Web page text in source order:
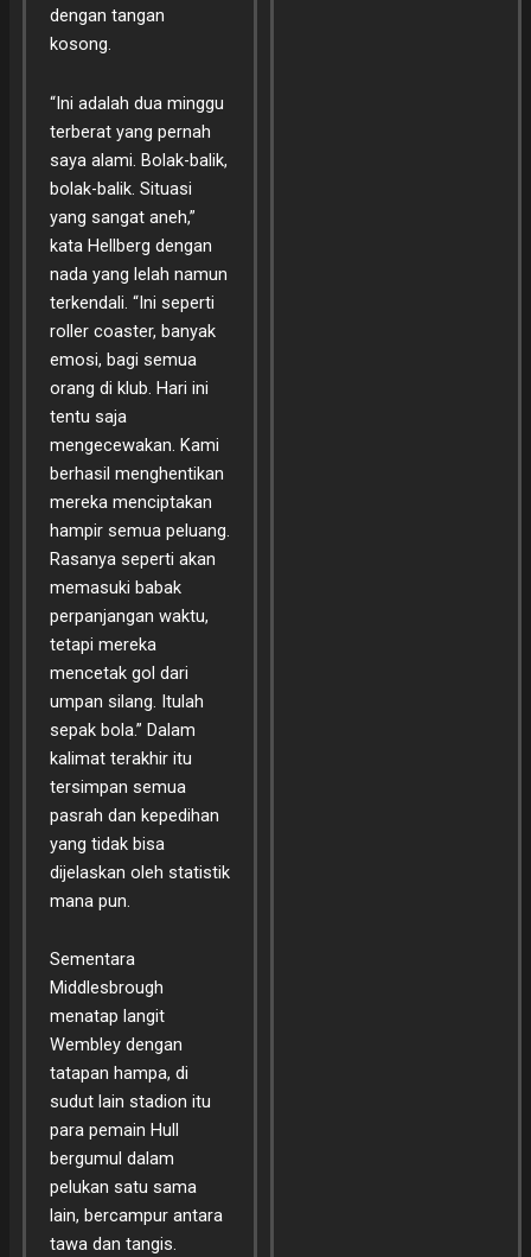
dengan tangan
kosong.
“Ini adalah dua minggu
terberat yang pernah
saya alami. Bolak-balik,
bolak-balik. Situasi
yang sangat aneh,”
kata Hellberg dengan
nada yang lelah namun
terkendali. “Ini seperti
roller coaster, banyak
emosi, bagi semua
orang di klub. Hari ini
tentu saja
mengecewakan. Kami
berhasil menghentikan
mereka menciptakan
hampir semua peluang.
Rasanya seperti akan
memasuki babak
perpanjangan waktu,
tetapi mereka
mencetak gol dari
umpan silang. Itulah
sepak bola.” Dalam
kalimat terakhir itu
tersimpan semua
pasrah dan kepedihan
yang tidak bisa
dijelaskan oleh statistik
mana pun.
Sementara
Middlesbrough
menatap langit
Wembley dengan
tatapan hampa, di
sudut lain stadion itu
para pemain Hull
bergumul dalam
pelukan satu sama
lain, bercampur antara
tawa dan tangis.